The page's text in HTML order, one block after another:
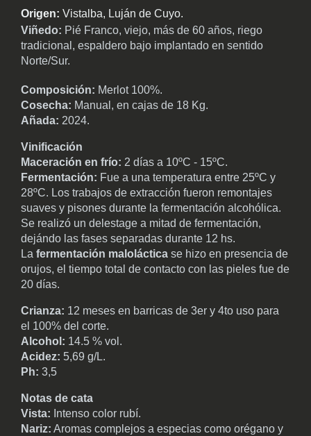
Origen: Vistalba, Luján de Cuyo.
Viñedo: Pié Franco, viejo, más de 60 años, riego
tradicional, espaldero bajo implantado en sentido
Norte/Sur.
Composición: Merlot 100%.
Cosecha: Manual, en cajas de 18 Kg.
Añada: 2024.
Vinificación
Maceración en frío: 2 días a 10ºC - 15ºC.
Fermentación: Fue a una temperatura entre 25ºC y
28ºC. Los trabajos de extracción fueron remontajes
suaves y pisones durante la fermentación alcohólica.
Se realizó un delestage a mitad de fermentación,
dejándo las fases separadas durante 12 hs.
La fermentación maloláctica se hizo en presencia de
orujos, el tiempo total de contacto con las pieles fue de
20 días.
Crianza: 12 meses en barricas de 3er y 4to­­ uso para
el 100% del corte.
Alcohol: 14.5 % vol.
Acidez: 5,69 g/L.
Ph: 3,5
Notas de cata
Vista: Intenso color rubí.
Nariz: Aromas complejos a especias como orégano y